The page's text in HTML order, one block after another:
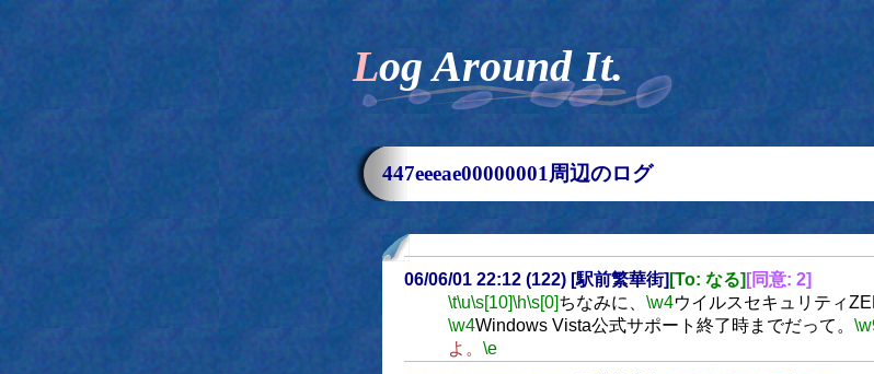
Log Around It.
447eeeae00000001周辺のログ
06/06/01 22:12 (122) [駅前繁華街] [To: なる] [同意: 2]
\t\u\s[10]\h\s[0]ちなみに、 \w4ウイルスセキュリティ
\w4Windows Vista公式サポート終了時までだって。
よ。 \e